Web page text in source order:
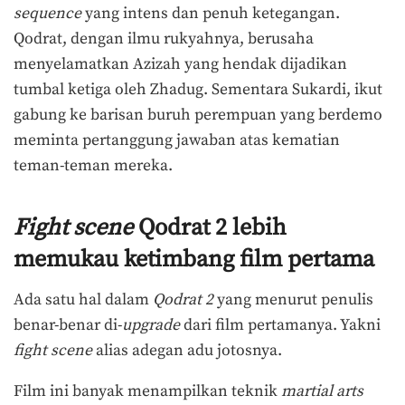
sequenceyang intens dan penuh ketegangan.
Qodrat, dengan ilmu rukyahnya, berusaha
menyelamatkan Azizah yang hendak dijadikan
tumbal ketiga oleh Zhadug. Sementara Sukardi, ikut
gabung ke barisan buruh perempuan yang berdemo
meminta pertanggung jawaban atas kematian
teman-teman mereka.
Fight sceneQodrat 2 lebih
memukau ketimbang film pertama
Ada satu hal dalam Qodrat 2yang menurut penulis
benar-benar di-upgradedari film pertamanya. Yakni
fight scenealias adegan adu jotosnya.
Film ini banyak menampilkan teknikmartial arts